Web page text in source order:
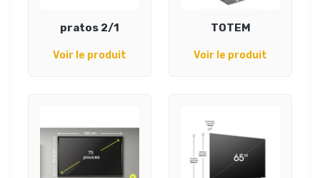
pratos 2/1
Voir le produit
TOTEM
Voir le produit